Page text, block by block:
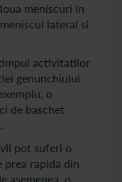
meniscuri in
lateral si
activitatilor
genunchiului
o
de baschet
pot suferi o
prea rapida din
asemenea, o